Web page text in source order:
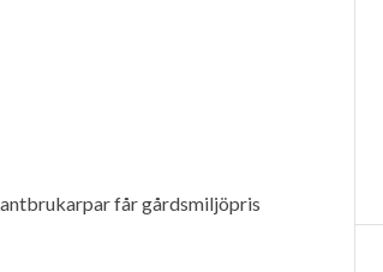
får gårdsmiljöpris